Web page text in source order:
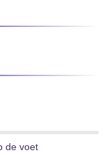
de voet